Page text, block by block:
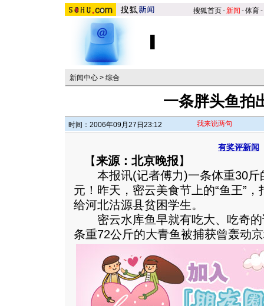
搜狐首页-新闻 -体育-
新闻中心 > 综合
一条胖头鱼拍
时间：2006年09月27日23:12 我来说两句
有奖评新闻
【来源：北京晚报】
本报讯(记者傅力)一条体重30斤
元！昨天，密云美食节上的“鱼王”
给河北沽源县贫困学生。
密云水库鱼早就有吃大、吃奇的
条重72公斤的大青鱼被捕获曾轰动